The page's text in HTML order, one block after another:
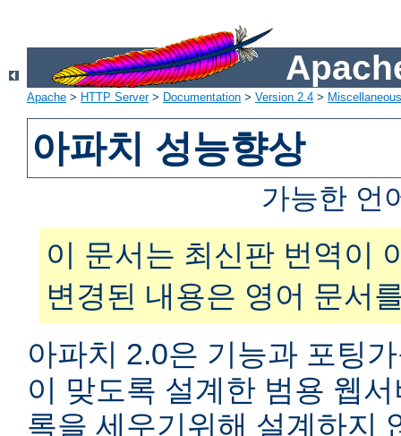
Apache > HTTP Server> Documentation > Version 2.4 >
아파치 성능향상
가능한 언
이 문서는 최신판 번역이
변경된 내용은 영어 문서
아파치 2.0은 기능과 포팅
이 맞도록 설계한 범용 웹
록을 세우기위해 설계하지